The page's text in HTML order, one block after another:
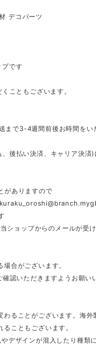
デコパーツ
です
こともございます。
で3-4週間前後お時間をい
後払い決済、キャリア決済)
がありますので
ショップからのメールが受
合がございます。
認いただきますようお願い
ることがございます。海外
こともございます。
デザインが混入したり種類